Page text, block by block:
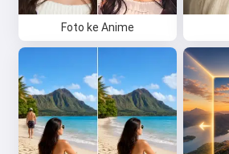
Foto ke Anime